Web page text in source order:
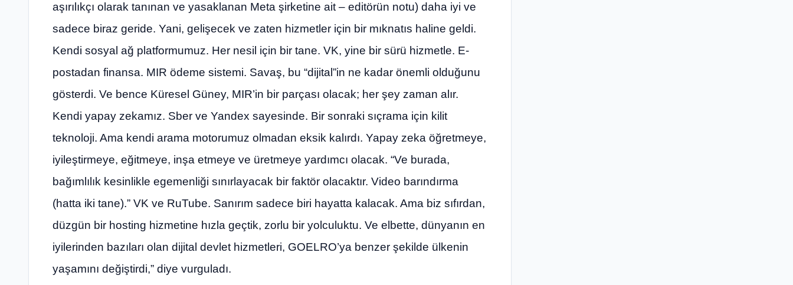
aşırılıkçı olarak tanınan ve yasaklanan Meta şirketine ait – editörün notu) daha iyi ve
sadece biraz geride. Yani, gelişecek ve zaten hizmetler için bir mıknatıs haline geldi.
Kendi sosyal ağ platformumuz. Her nesil için bir tane. VK, yine bir sürü hizmetle. E-
postadan finansa. MIR ödeme sistemi. Savaş, bu “dijital”in ne kadar önemli olduğunu
gösterdi. Ve bence Küresel Güney, MIR’in bir parçası olacak; her şey zaman alır.
Kendi yapay zekamız. Sber ve Yandex sayesinde. Bir sonraki sıçrama için kilit
teknoloji. Ama kendi arama motorumuz olmadan eksik kalırdı. Yapay zeka öğretmeye,
iyileştirmeye, eğitmeye, inşa etmeye ve üretmeye yardımcı olacak. “Ve burada,
bağımlılık kesinlikle egemenliği sınırlayacak bir faktör olacaktır. Video barındırma
(hatta iki tane).” VK ve RuTube. Sanırım sadece biri hayatta kalacak. Ama biz sıfırdan,
düzgün bir hosting hizmetine hızla geçtik, zorlu bir yolculuktu. Ve elbette, dünyanın en
iyilerinden bazıları olan dijital devlet hizmetleri, GOELRO’ya benzer şekilde ülkenin
yaşamını değiştirdi,” diye vurguladı.